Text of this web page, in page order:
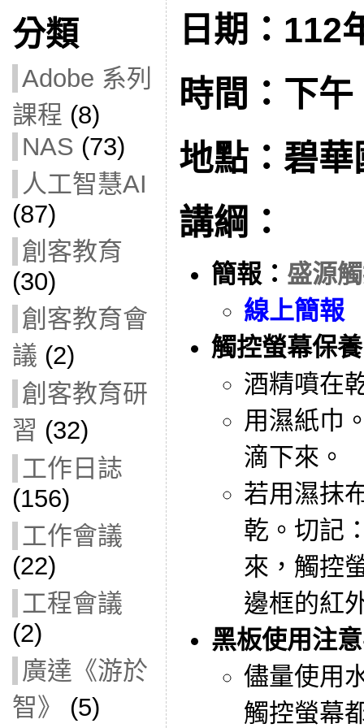
分類
Adobe 系列
課程 (8)
NAS (73)
人工智慧AI
(87)
創客教育
(30)
創客教育會
議 (2)
創客教育研
習 (32)
工作日誌
(156)
工作會議
(22)
工程會議
(2)
廣達《游於
智》
(5)
日期：112
時間：下
地點：碧
講綱：
簡報： 盛源
線上簡報
觸控螢幕保
酒精噴在
用濕紙巾
滴下來。
若用濕抹
乾。切記
來，觸控
邊框的紅
黑板使用注
儘量使用
觸控螢幕